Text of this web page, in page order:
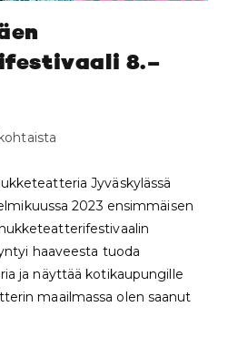
8.–
Jyväskylässä
2023 ensimmäisen
haaveesta tuoda
ja näyttää kotikaupungille
maailmassa olen saanut